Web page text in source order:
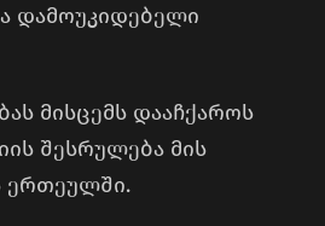
დამოუკიდებელი
მისცემს დააჩქაროს
შესრულება მის
ერთეულში.